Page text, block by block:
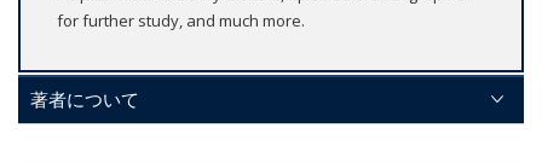
for further study, and much more.
著者について